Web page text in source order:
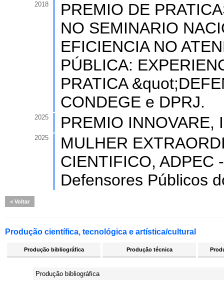
2018
PREMIO DE
NO SEMINARIO
EFICIENCIA NO
PÚBLICA:
PRATICA
CONDEGE e DPRJ.
2025 PREMIO INNOVARE,
2025
MULHER
CIENTIFICO, ADPEC
Defensores Públicos
Voltar
Produção científica, tecnológica e artística/cultural
Produção bibliográfica Produção técnica
Produção bibliográfica